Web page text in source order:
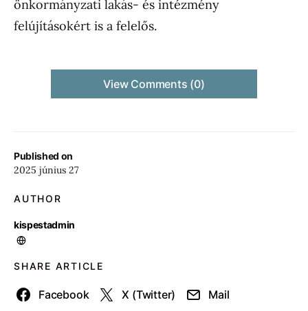
Published on
2025 június 27
AUTHOR
kispestadmin
SHARE ARTICLE
Facebook X (Twitter) Mail
önkormányzati lakás- és intézmény
felújításokért is a felelős.
View Comments (0)